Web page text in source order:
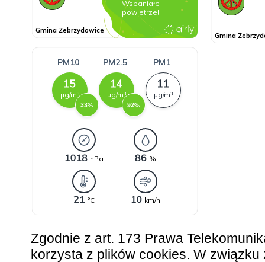
Zgodnie z art. 173 Prawa
korzysta z plików cookies. W